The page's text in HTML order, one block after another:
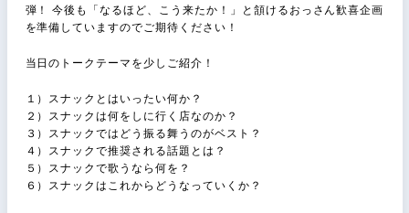
弾！ 今後も「なるほど、こう来たか！」と頷けるおっさん歓喜企画
を準備していますのでご期待ください！
当日のトークテーマを少しご紹介！
１）スナックとはいったい何か？
２）スナックは何をしに行く店なのか？
３）スナックではどう振る舞うのがベスト？
４）スナックで推奨される話題とは？
５）スナックで歌うなら何を？
６）スナックはこれからどうなっていくか？